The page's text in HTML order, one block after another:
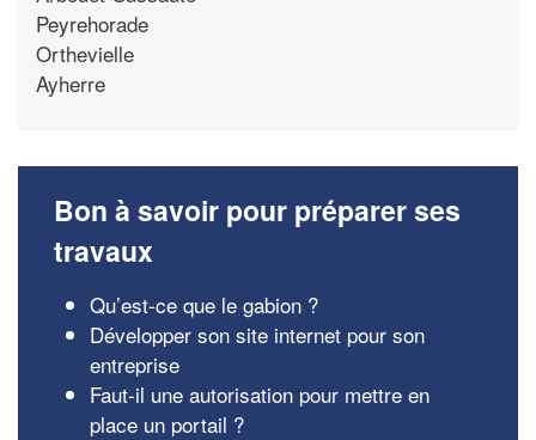
Peyrehorade
Orthevielle
Ayherre
Bon à savoir pour préparer ses
travaux
Qu’est-ce que le gabion ?
Développer son site internet pour son
entreprise
Faut-il une autorisation pour mettre en
place un portail ?